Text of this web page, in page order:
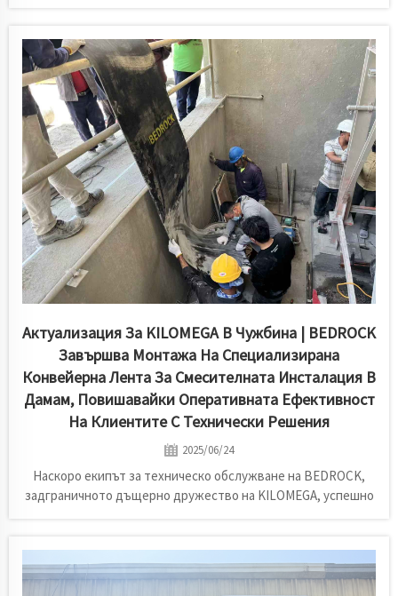
критично важно конвейерно...
Актуализация За KILOMEGA В Чужбина | BEDROCK
Завършва Монтажа На Специализирана
Конвейерна Лента За Смесителната Инсталация В
Дамам, Повишавайки Оперативната Ефективност
На Клиентите С Технически Решения
2025/06/24
Наскоро екипът за техническо обслужване на BEDROCK,
задграничното дъщерно дружество на KILOMEGA, успешно
голяма бетоносмесителна инсталация в района на Дамам ...